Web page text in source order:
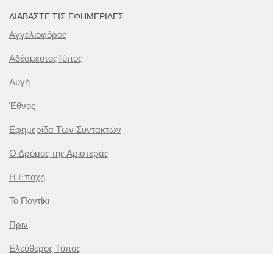
ΔΙΑΒΆΣΤΕ ΤΙΣ ΕΦΗΜΕΡΊΔΕΣ
Αγγελιοφόρος
ΑδέσμευτοςΤύπος
Αυγή
Έθνος
Εφημερίδα Των Συντακτών
Ο Δρόμος της Αριστεράς
Η Εποχή
Το Ποντίκι
Πριν
Ελεύθερος Τύπος